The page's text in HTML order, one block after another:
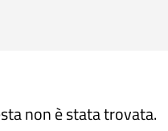
non è stata trovata.